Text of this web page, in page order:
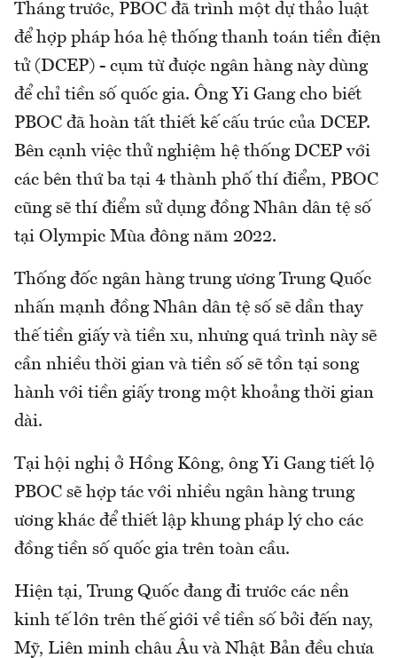
Tháng trước, PBOC đã trình một dự thảo luật
để hợp pháp hóa hệ thống thanh toán tiền điện
tử (DCEP) - cụm từ được ngân hàng này dùng
để chỉ tiền số quốc gia. Ông Yi Gang cho biết
PBOC đã hoàn tất thiết kế cấu trúc của DCEP.
Bên cạnh việc thử nghiệm hệ thống DCEP với
các bên thứ ba tại 4 thành phố thí điểm, PBOC
cũng sẽ thí điểm sử dụng đồng Nhân dân tệ số
tại Olympic Mùa đông năm 2022.
Thống đốc ngân hàng trung ương Trung Quốc
nhấn mạnh đồng Nhân dân tệ số sẽ dần thay
thế tiền giấy và tiền xu, nhưng quá trình này sẽ
cần nhiều thời gian và tiền số sẽ tồn tại song
hành với tiền giấy trong một khoảng thời gian
dài.
Tại hội nghị ở Hồng Kông, ông Yi Gang tiết lộ
PBOC sẽ hợp tác với nhiều ngân hàng trung
ương khác để thiết lập khung pháp lý cho các
đồng tiền số quốc gia trên toàn cầu.
Hiện tại, Trung Quốc đang đi trước các nền
kinh tế lớn trên thế giới về tiền số bởi đến nay,
Mỹ, Liên minh châu Âu và Nhật Bản đều chưa